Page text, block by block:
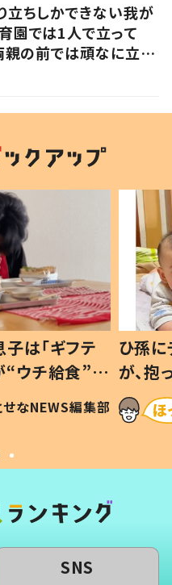
立ちしかできない我が
園では1人で立って
親の前では頑なに立た
は「ギフテ
“ウチ給食”を
は #令和の親
せなNEWS編集部
ひ孫
が、
「涙が
い」
SNS